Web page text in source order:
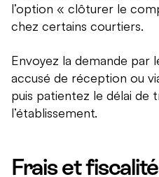
l’option « clôturer le
chez certains courtiers.
Envoyez la demande
accusé de réception ou
puis patientez le délai de
l’établissement.
Frais et fiscalité